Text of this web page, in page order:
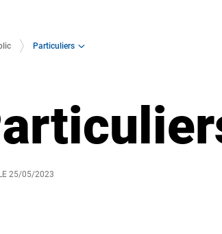
Particuliers
25/05/2023